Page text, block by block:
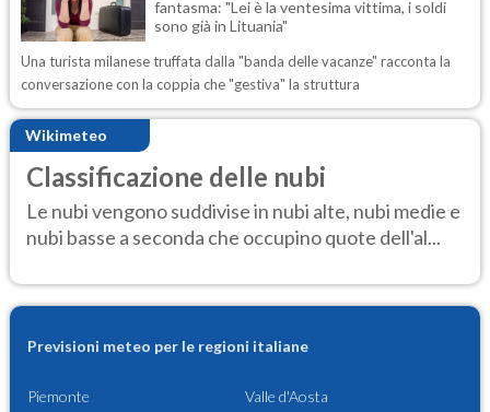
fantasma: "Lei è la ventesima vittima, i soldi
sono già in Lituania"
Una turista milanese truffata dalla "banda delle vacanze" racconta la
conversazione con la coppia che "gestiva" la struttura
Wikimeteo
Classificazione delle nubi
Le nubi vengono suddivise in nubi alte, nubi medie e
nubi basse a seconda che occupino quote dell'al...
Previsioni meteo per le regioni italiane
Piemonte Valle d'Aosta